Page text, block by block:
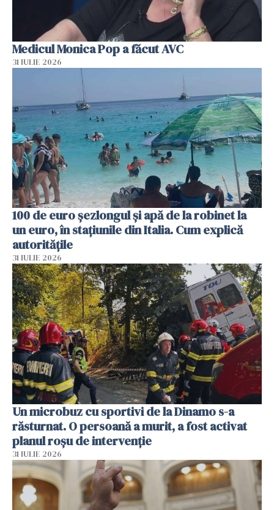
Medicul Monica Pop a făcut AVC
31 IULIE 2026
100 de euro șezlongul și apă de la robinet la
un euro, în stațiunile din Italia. Cum explică
autoritățile
31 IULIE 2026
Un microbuz cu sportivi de la Dinamo s-a
răsturnat. O persoană a murit, a fost activat
planul roșu de intervenție
31 IULIE 2026